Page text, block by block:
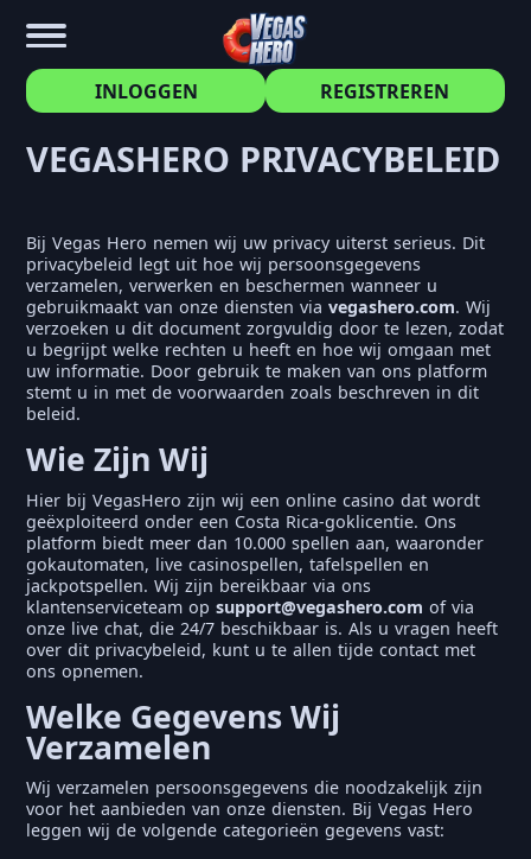
INLOGGEN REGISTREREN
VEGASHERO PRIVACYBELEID
Bij Vegas Hero nemen wij uw privacy uiterst serieus. Dit
privacybeleid legt uit hoe wij persoonsgegevens
verzamelen, verwerken en beschermen wanneer u
gebruikmaakt van onze diensten via vegashero.com. Wij
verzoeken u dit document zorgvuldig door te lezen, zodat
u begrijpt welke rechten u heeft en hoe wij omgaan met
uw informatie. Door gebruik te maken van ons platform
stemt u in met de voorwaarden zoals beschreven in dit
beleid.
Wie Zijn Wij
Hier bij VegasHero zijn wij een online casino dat wordt
geëxploiteerd onder een Costa Rica-goklicentie. Ons
platform biedt meer dan 10.000 spellen aan, waaronder
gokautomaten, live casinospellen, tafelspellen en
jackpotspellen. Wij zijn bereikbaar via ons
klantenserviceteam op support@vegashero.com of via
onze live chat, die 24/7 beschikbaar is. Als u vragen heeft
over dit privacybeleid, kunt u te allen tijde contact met
ons opnemen.
Welke Gegevens Wij
Verzamelen
Wij verzamelen persoonsgegevens die noodzakelijk zijn
voor het aanbieden van onze diensten. Bij Vegas Hero
leggen wij de volgende categorieën gegevens vast: